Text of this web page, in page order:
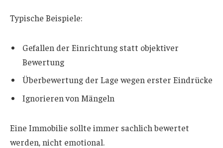
Typische Beispiele:
Gefallen der Einrichtung statt objektiver
Bewertung
Überbewertung der Lage wegen erster Eindrücke
Ignorieren von Mängeln
Eine Immobilie sollte immer sachlich bewertet
werden, nicht emotional.